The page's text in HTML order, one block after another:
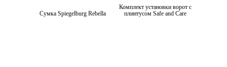
Сумка Spiegelburg Rebella
Комплект установки ворот с
плинтусом Safe and Care